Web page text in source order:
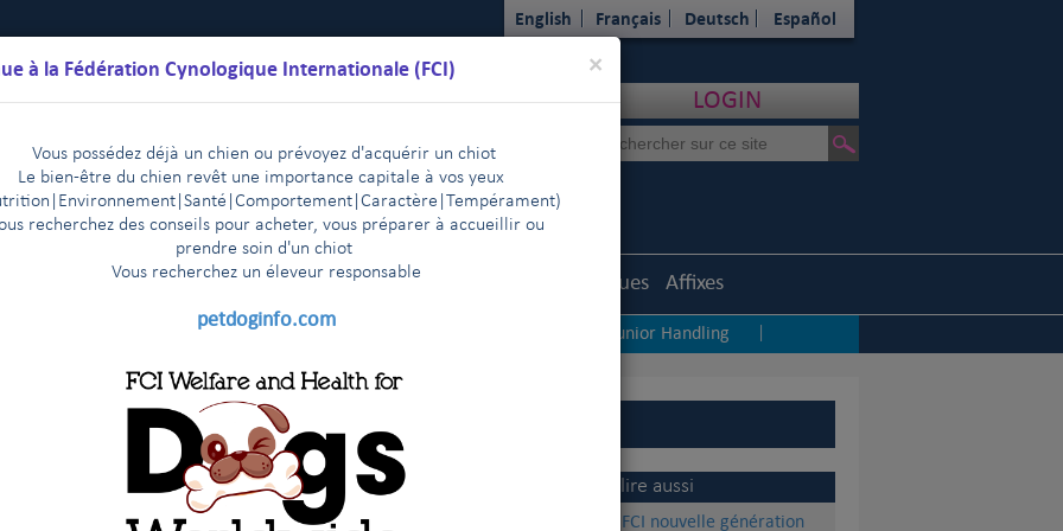
×
à la Fédération Cynologique Internationale (FCI)
Vous possédez déjà un chien ou prévoyez d'acquérir un chiot
Le bien-être du chien revêt une importance capitale à vos yeux
Environnement |Santé|Comportement|Caractère |Tempérament)
recherchez des conseils pour acheter, vous préparer à accueillir ou
prendre soin d'un chiot
Vous recherchez un éleveur responsable
petdoginfo.com
English Français Deutsch Español
LOGIN
Règlements Résultats Commissions Statistiques Affixes
Mission, Vision et Valeurs Junior Handling
How to establish a national Youth canine organisation
venueset Valeurs
A lire aussi
La FCI nouvelle génération
Dog Lovers Worldwide